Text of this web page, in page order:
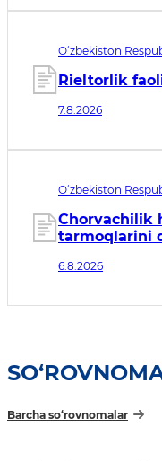
O‘zbekiston
Rieltorlik
7.8.2026
O‘zbekiston
sanasi 07.08.2026
Chorvachilik
tarmoqlarini
tadbirlari
6.8.2026
Barcha so‘rovnomalar